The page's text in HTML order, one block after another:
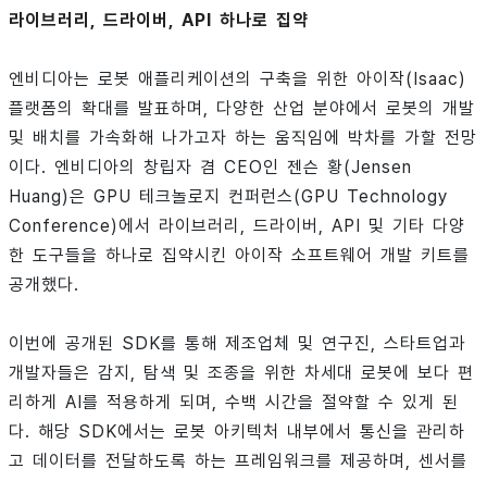
라이브러리, 드라이버, API 하나로 집약
엔비디아는 로봇 애플리케이션의 구축을 위한 아이작(Isaac)
플랫폼의 확대를 발표하며, 다양한 산업 분야에서 로봇의 개발
및 배치를 가속화해 나가고자 하는 움직임에 박차를 가할 전망
이다. 엔비디아의 창립자 겸 CEO인 젠슨 황(Jensen
Huang)은 GPU 테크놀로지 컨퍼런스(GPU Technology
Conference)에서 라이브러리, 드라이버, API 및 기타 다양
한 도구들을 하나로 집약시킨 아이작 소프트웨어 개발 키트를
공개했다.
이번에 공개된 SDK를 통해 제조업체 및 연구진, 스타트업과
개발자들은 감지, 탐색 및 조종을 위한 차세대 로봇에 보다 편
리하게 AI를 적용하게 되며, 수백 시간을 절약할 수 있게 된
다. 해당 SDK에서는 로봇 아키텍처 내부에서 통신을 관리하
고 데이터를 전달하도록 하는 프레임워크를 제공하며, 센서를